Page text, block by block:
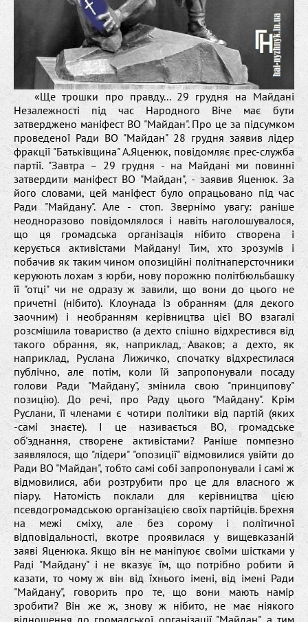
«Ще трошки про правду... 29 грудня на Майдані
Незалежності під час Народного Віче має бути
затверджено маніфест ВО "Майдан". Про це за підсумком
проведеної Ради ВО "Майдан" 28 грудня заявив лідер
фракції "Батьківщина" А.Яценюк, повідомляє прес-служба
партії. "Завтра – 29 грудня - на Майдані ми повинні
затвердити маніфест ВО "Майдан", - заявив Яценюк. За
його словами, цей маніфест було опрацьовано під час
Ради "Майдану". Але - стоп. Звернімо увагу: раніше
неодноразово повідомлялося і навіть наголошувалося,
що ця громадська організація нібито створена і
керується активістами Майдану! Тим, хто зрозумів і
побачив як таким чином опозиційні політнаперсточники
керуюють лохам з юрби, нову порожню політбюльбашку
її "отці" чи не одразу ж завили, що вони до цього не
причетні (нібито). Клоунада із обранням (для декого
заочним) і необранням керівництва цієї ВО взагалі
розсмішила товариство (а дехто спішно відхрестився від
такого обрання, як, наприклад, Аваков; а дехто, як
наприклад, Руслана Лижичко, спочатку відхрестилася
публічно, але потім, коли їй запропонували посаду
голови Ради "Майдану", змінила свою "принципову"
позицію). До речі, про Раду цього "Майдану". Крім
Руслани, її членами є чотири політики від партій (яких
-самі знаєте). І це називається ВО, громадське
об'эднання, створене активістами? Раніше помпезно
заявлялося, що "лідери" "опозиції" відмовилися увійти до
Ради ВО "Майдан", тобто самі собі запропонували і самі ж
відмовилися, аби розтрубити про це для власного ж
піару. Натомість поклали для керівництва цією
псевдогромадською організацією своїх партійців. Брехня
на межі сміху, але без сорому і політичної
відповідальності, вкотре проявилася у вищевказаній
заяві Яценюка. Якщо він не маніпуює своїми шістками у
Раді "Майдану" і не вказує їм, що потрібно робити й
казати, то чому ж він від їхнього імені, від імені Ради
"Майдану", говорить про те, що вони мають намір
зробити? Він же ж, знову ж нібито, не має ніякого
відношення до громадської організації "Майдан", а тим